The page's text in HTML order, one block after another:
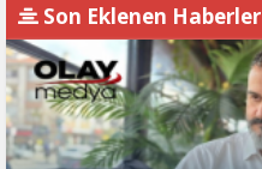
Son Eklenen Haberler